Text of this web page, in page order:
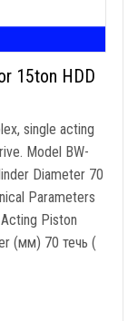
15ton HDD
, single acting
. Model BW-
Diameter 70
Parameters
Piston
(мм) 70 течь (